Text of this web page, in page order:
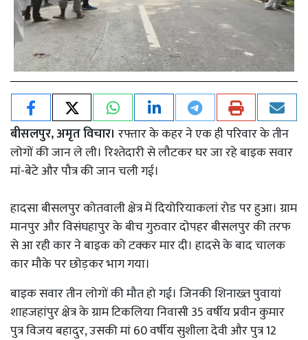
बीसलपुर, अमृत विचार। रफ्तार के कहर ने एक ही परिवार के तीन
लोगों की जान ले ली। रिश्तेदारी से लौटकर घर जा रहे बाइक सवार
मां-बेटे और पौत्र की जान चली गई।
हादसा बीसलपुर कोतवाली क्षेत्र में दियोरियाकलां रोड पर हुआ। ग्राम
मानपुर और विसंघहापुर के बीच गुरुवार दोपहर बीसलपुर की तरफ
से आ रही कार ने बाइक को टक्कर मार दी। हादसे के बाद चालक
कार मौके पर छोड़कर भाग गया।
बाइक सवार तीन लोगों की मौत हो गई। जिनकी शिनाख्त पुवायां
शाहजहांपुर क्षेत्र के ग्राम टिकलिया निवासी 35 वर्षीय प्रवीन कुमार
पुत्र विजय बहादुर, उसकी मां 60 वर्षीय सुशीला देवी और पुत्र 12